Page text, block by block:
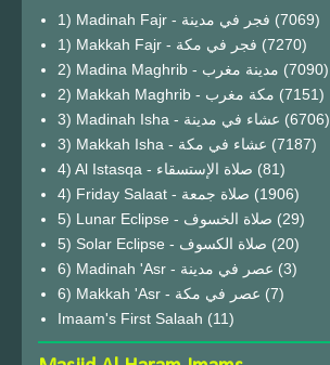
1) Madinah Fajr - فجر في مدينة (7069)
1) Makkah Fajr - فجر في مكة (7270)
2) Madina Maghrib - مدينة مغرب (7090)
2) Makkah Maghrib - مكة مغرب (7151)
3) Madinah Isha - عشاء في مدينة (6706)
3) Makkah Isha - عشاء في مكة (7187)
4) Al Istasqa - صلاة الإستسقاء (81)
4) Friday Salaat - صلاة جمعة (1906)
5) Lunar Eclipse - صلاة الخسوف (29)
(20)
6) Madinah 'Asr - عصر في مدينة (3)
6) Makkah 'Asr - عصر في مكة (7)
Imaam's First Salaah (11)